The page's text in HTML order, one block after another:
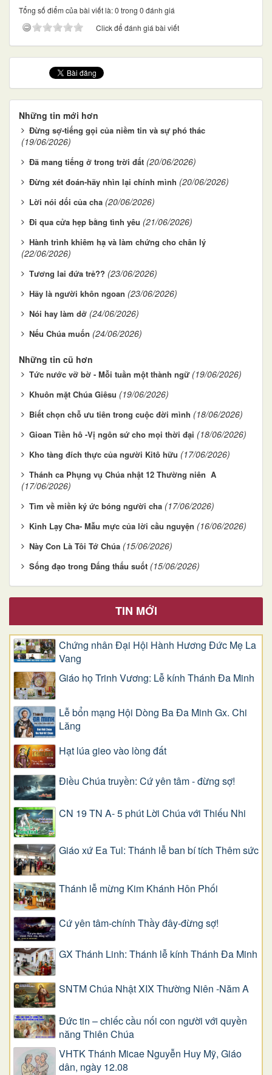
Tổng số điểm của bài viết là: 0 trong 0 đánh giá
Click để đánh giá bài viết
Những tin mới hơn
Đừng sợ-tiếng gọi của niềm tin và sự phó thác
(19/06/2026)
Đã mang tiếng ở trong trời đất (20/06/2026)
Đừng xét đoán-hãy nhìn lại chính mình (20/06/2026)
Lời nói dối của cha (20/06/2026)
Đi qua cửa hẹp bằng tình yêu (21/06/2026)
Hành trình khiêm hạ và làm chứng cho chân lý
(22/06/2026)
Tương lai đứa trẻ?? (23/06/2026)
Hãy là người khôn ngoan (23/06/2026)
Nói hay làm dở (24/06/2026)
Nếu Chúa muốn (24/06/2026)
Những tin cũ hơn
Tức nước vỡ bờ - Mỗi tuần một thành ngữ (19/06/2026)
Khuôn mặt Chúa Giêsu (19/06/2026)
Biết chọn chỗ ưu tiên trong cuộc đời mình (18/06/2026)
Gioan Tiền hô -Vị ngôn sứ cho mọi thời đại (18/06/2026)
Kho tàng đích thực của người Kitô hữu (17/06/2026)
Thánh ca Phụng vụ Chúa nhật 12 Thường niên A
(17/06/2026)
Tìm về miền ký ức bóng người cha (17/06/2026)
Kinh Lạy Cha- Mẫu mực của lời cầu nguyện (16/06/2026)
Này Con Là Tôi Tớ Chúa (15/06/2026)
Sống đạo trong Đấng thấu suốt (15/06/2026)
TIN MỚI
Chứng nhân Đại Hội Hành Hương Đức Mẹ La
Vang
Giáo họ Trinh Vương: Lễ kính Thánh Đa Minh
Lễ bổn mạng Hội Dòng Ba Đa Minh Gx. Chi
Lăng
Hạt lúa gieo vào lòng đất
Điều Chúa truyền: Cứ yên tâm - đừng sợ!
CN 19 TN A- 5 phút Lời Chúa với Thiếu Nhi
Giáo xứ Ea Tul: Thánh lễ ban bí tích Thêm sức
Thánh lễ mừng Kim Khánh Hôn Phối
Cứ yên tâm-chính Thầy đây-đừng sợ!
GX Thánh Linh: Thánh lễ kính Thánh Đa Minh
SNTM Chúa Nhật XIX Thường Niên -Năm A
Đức tin – chiếc cầu nối con người với quyền
năng Thiên Chúa
VHTK Thánh Micae Nguyễn Huy Mỹ, Giáo
dân, ngày 12.08